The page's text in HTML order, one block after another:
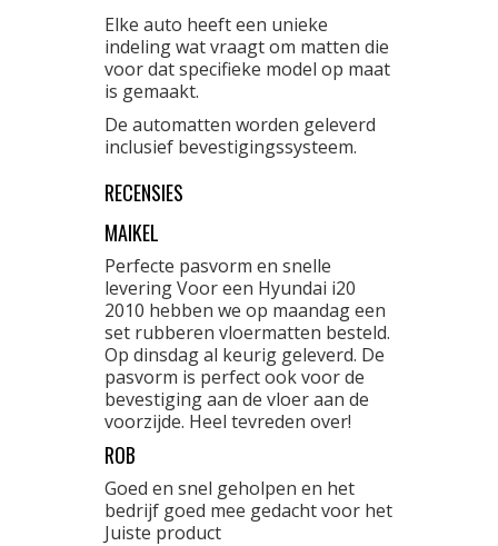
Elke auto heeft een unieke
indeling wat vraagt om matten die
voor dat specifieke model op maat
is gemaakt.
De automatten worden geleverd
inclusief bevestigingssysteem.
RECENSIES
MAIKEL
Perfecte pasvorm en snelle
levering Voor een Hyundai i20
2010 hebben we op maandag een
set rubberen vloermatten besteld.
Op dinsdag al keurig geleverd. De
pasvorm is perfect ook voor de
bevestiging aan de vloer aan de
voorzijde. Heel tevreden over!
ROB
Goed en snel geholpen en het
bedrijf goed mee gedacht voor het
Juiste product